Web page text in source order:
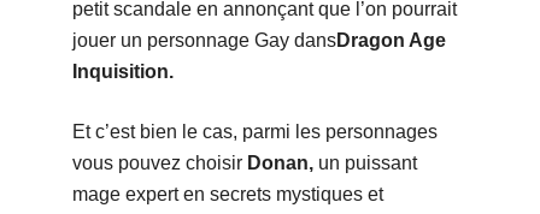
petit scandale en annonçant que l’on pourrait
jouer un personnage Gay dansDragon Age
Inquisition.
Et c’est bien le cas, parmi les personnages
vous pouvez choisir Donan,un puissant
mage expert en secrets mystiques et